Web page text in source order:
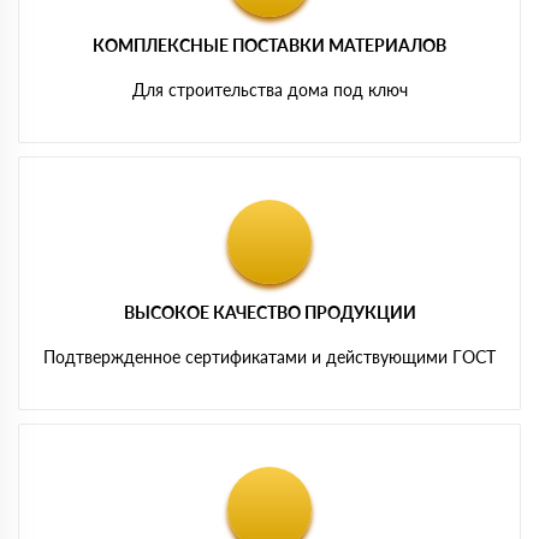
КОМПЛЕКСНЫЕ ПОСТАВКИ МАТЕРИАЛОВ
Для строительства дома под ключ
ВЫСОКОЕ КАЧЕСТВО ПРОДУКЦИИ
Подтвержденное сертификатами и действующими ГОСТ